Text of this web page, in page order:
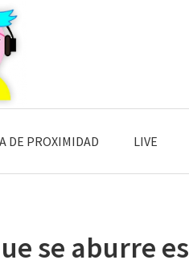
DE PROXIMIDAD LIVE
se aburre